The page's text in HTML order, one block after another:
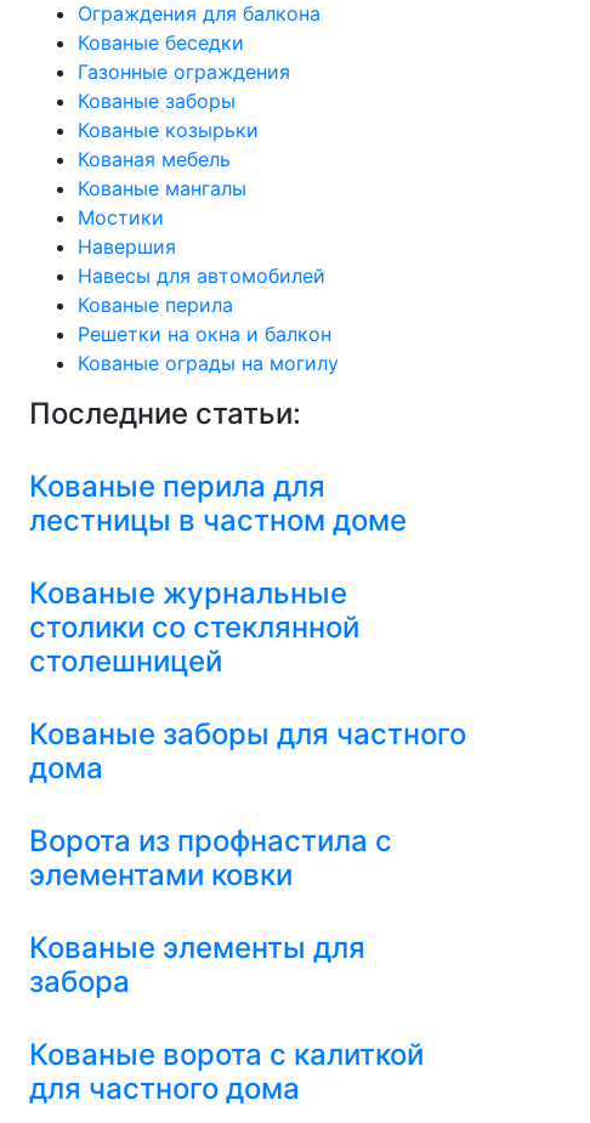
Ограждения для балкона
Кованые беседки
Газонные ограждения
Кованые заборы
Кованые козырьки
Кованая мебель
Кованые мангалы
Мостики
Навершия
Навесы для автомобилей
Кованые перила
Решетки на окна и балкон
Кованые ограды на могилу
Последние статьи:
Кованые перила для
лестницы в частном доме
Кованые журнальные
столики со стеклянной
столешницей
Кованые заборы для частного
дома
Ворота из профнастила с
элементами ковки
Кованые элементы для
забора
Кованые ворота с калиткой
для частного дома